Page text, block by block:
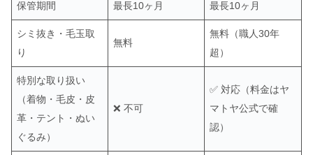
保管期間 最長10ヶ月 最長10ヶ月
シミ抜き・毛玉取
り
無料
無料（職人30年
超）
特別な取り扱い
（着物・毛皮・皮
革・テント・ぬい
ぐるみ）
❌ 不可
✅ 対応（料金はヤ
マトヤ公式で確
認）